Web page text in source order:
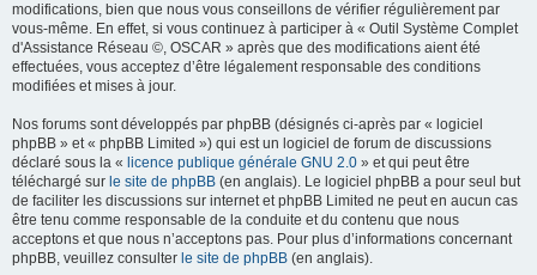
modifications, bien que nous vous conseillons de vérifier régulièrement par
vous-même. En effet, si vous continuez à participer à « Outil Système Complet
d'Assistance Réseau ©, OSCAR » après que des modifications aient été
effectuées, vous acceptez d’être légalement responsable des conditions
modifiées et mises à jour.
Nos forums sont développés par phpBB (désignés ci-après par « logiciel
phpBB » et « phpBB Limited ») qui est un logiciel de forum de discussions
déclaré sous la « licence publique générale GNU 2.0 » et qui peut être
téléchargé sur le site de phpBB (en anglais). Le logiciel phpBB a pour seul but
de faciliter les discussions sur internet et phpBB Limited ne peut en aucun cas
être tenu comme responsable de la conduite et du contenu que nous
acceptons et que nous n’acceptons pas. Pour plus d’informations concernant
phpBB, veuillez consulter le site de phpBB (en anglais).